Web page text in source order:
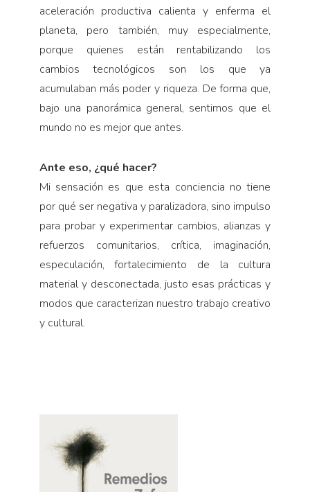
aceleración productiva calienta y enferma el
planeta, pero también, muy especialmente,
porque quienes están rentabilizando los
cambios tecnológicos son los que ya
acumulaban más poder y riqueza. De forma que,
bajo una panorámica general, sentimos que el
mundo no es mejor que antes.
Ante eso, ¿qué hacer?
Mi sensación es que esta conciencia no tiene
por qué ser negativa y paralizadora, sino impulso
para probar y experimentar cambios, alianzas y
refuerzos comunitarios, crítica, imaginación,
especulación, fortalecimiento de la cultura
material y desconectada, justo esas prácticas y
modos que caracterizan nuestro trabajo creativo
y cultural.